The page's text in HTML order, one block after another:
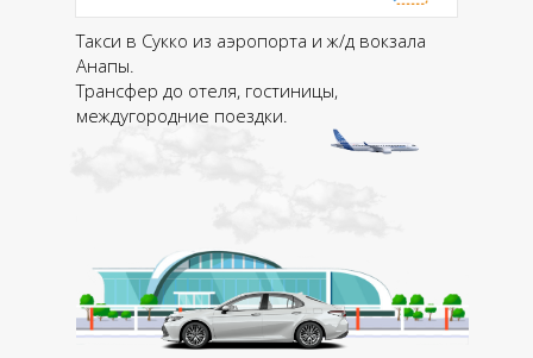
Такси в Сукко из аэропорта и ж/д вокзала
Анапы.
Трансфер до отеля, гостиницы,
междугородние поездки.